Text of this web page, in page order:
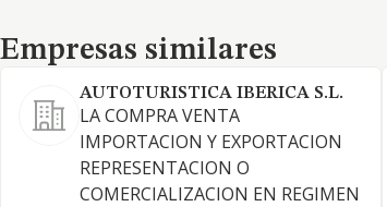
Empresas similares
Empresas similares
AUTOTURISTICA IBERICA S.L.
LA COMPRA VENTA
IMPORTACION Y EXPORTACION
REPRESENTACION O
COMERCIALIZACION EN REGIMEN